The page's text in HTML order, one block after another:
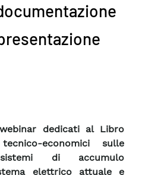
dedicati al Libro
economici sulle
di accumulo
elettrico attuale e